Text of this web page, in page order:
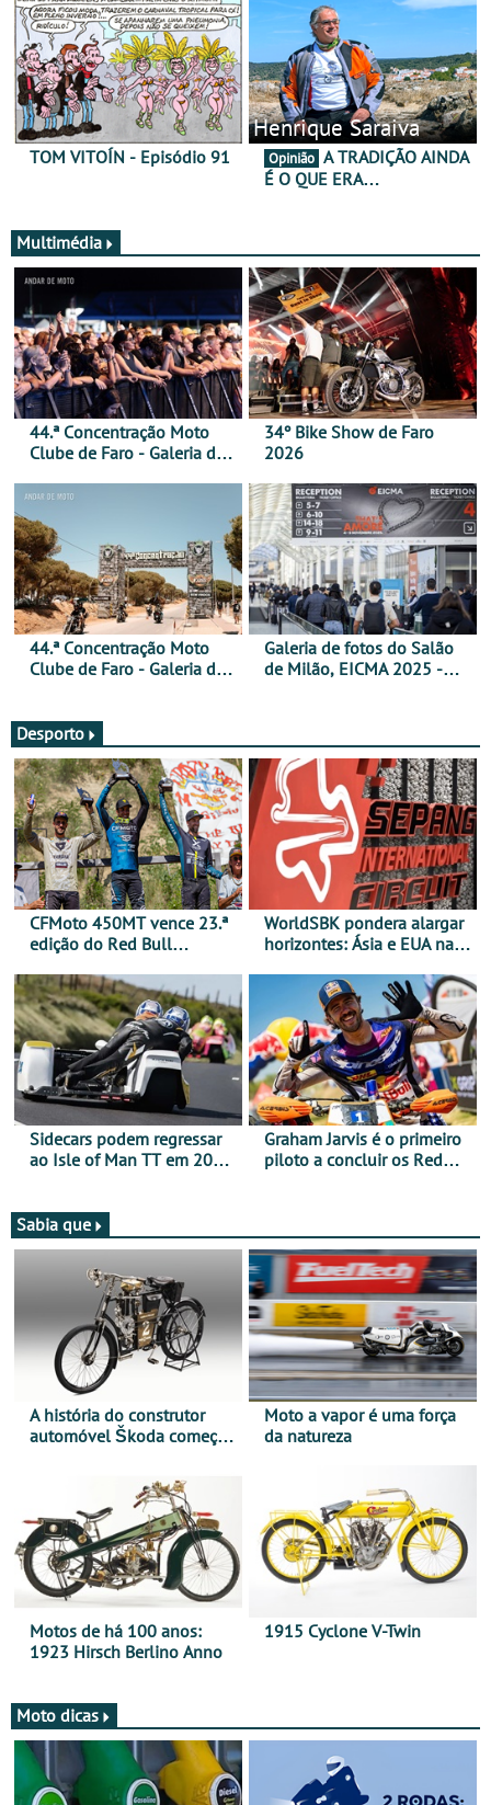
TOM VITOÍN - Episódio 91
Henrique Saraiva
Opinião
É O QUE ERA…
Multimédia
44.ª Concentração Moto
Clube de Faro - Galeria de
34º Bike Show de Faro
2026
44.ª Concentração Moto
Clube de Faro - Galeria de
Galeria de fotos do Salão
de Milão, EICMA 2025 -
Desporto
CFMoto 450MT vence 23.ª
edição do Red Bull
Categorias Adventure -
Vitória na Ultimate, Core e
Lite
WorldSBK pondera alargar
horizontes: Ásia e EUA na
Sidecars podem regressar
ao Isle of Man TT em 2027
Graham Jarvis é o primeiro
piloto a concluir os Red
Sabia que
A história do construtor
automóvel Škoda começou
Moto a vapor é uma força
da natureza
Motos de há 100 anos:
1923 Hirsch Berlino Anno
1915 Cyclone V-Twin
Moto dicas